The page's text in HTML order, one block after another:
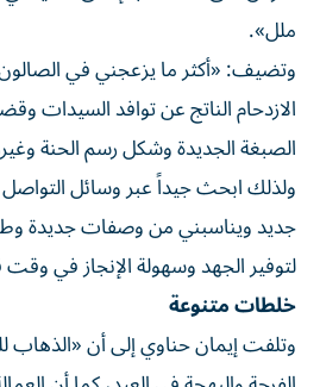
ملل».
وتضيف: «أكثر ما يزعجني في
الازدحام الناتج عن توافد السيدات
الصبغة الجديدة وشكل رسم الحنة
ولذلك ابحث جيداً عبر وسائل
جديد ويناسبني من وصفات جديدة
لتوفير الجهد وسهولة الإنجاز في
خلطات متنوعة
وتلفت إيمان حناوي إلى أن